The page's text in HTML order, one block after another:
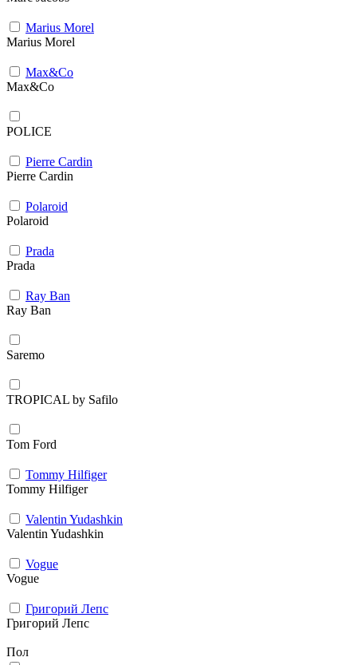
Marius Morel
Marius Morel
Max&Co
Max&Co
POLICE
Pierre Cardin
Pierre Cardin
Polaroid
Polaroid
Prada
Prada
Ray Ban
Ray Ban
Saremo
TROPICAL by Safilo
Tom Ford
Tommy Hilfiger
Tommy Hilfiger
Valentin Yudashkin
Valentin Yudashkin
Vogue
Vogue
Григорий Лепс
Григорий Лепс
Пол